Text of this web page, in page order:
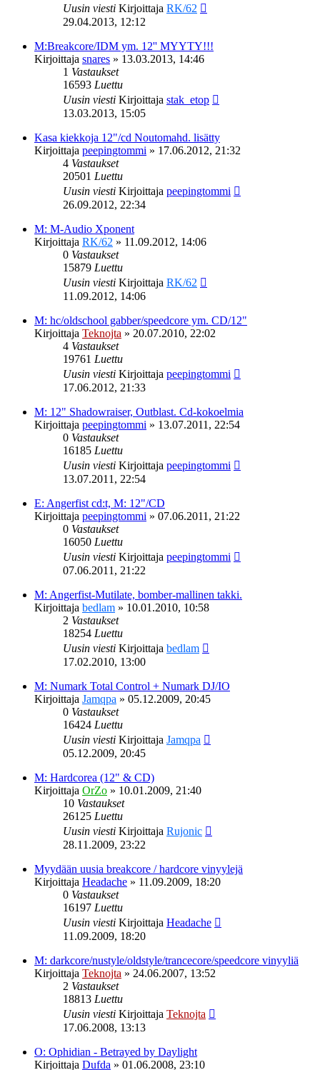
Uusin viesti Kirjoittaja RK/62
29.04.2013, 12:12
M:Breakcore/IDM ym. 12'' MYYTY!!!
Kirjoittaja snares » 13.03.2013, 14:46
1 Vastaukset
16593 Luettu
Uusin viesti Kirjoittaja stak_etop
13.03.2013, 15:05
Kasa kiekkoja 12"/cd Noutomahd. lisätty
Kirjoittaja peepingtommi » 17.06.2012, 21:32
4 Vastaukset
20501 Luettu
Uusin viesti Kirjoittaja peepingtommi
26.09.2012, 22:34
M: M-Audio Xponent
Kirjoittaja RK/62 » 11.09.2012, 14:06
0 Vastaukset
15879 Luettu
Uusin viesti Kirjoittaja RK/62
11.09.2012, 14:06
M: hc/oldschool gabber/speedcore ym. CD/12"
Kirjoittaja Teknojta » 20.07.2010, 22:02
4 Vastaukset
19761 Luettu
Uusin viesti Kirjoittaja peepingtommi
17.06.2012, 21:33
M: 12" Shadowraiser, Outblast. Cd-kokoelmia
Kirjoittaja peepingtommi » 13.07.2011, 22:54
0 Vastaukset
16185 Luettu
Uusin viesti Kirjoittaja peepingtommi
13.07.2011, 22:54
E: Angerfist cd:t, M: 12"/CD
Kirjoittaja peepingtommi » 07.06.2011, 21:22
0 Vastaukset
16050 Luettu
Uusin viesti Kirjoittaja peepingtommi
07.06.2011, 21:22
M: Angerfist-Mutilate, bomber-mallinen takki.
Kirjoittaja bedlam » 10.01.2010, 10:58
2 Vastaukset
18254 Luettu
Uusin viesti Kirjoittaja bedlam
17.02.2010, 13:00
M: Numark Total Control + Numark DJ/IO
Kirjoittaja Jamqpa » 05.12.2009, 20:45
0 Vastaukset
16424 Luettu
Uusin viesti Kirjoittaja Jamqpa
05.12.2009, 20:45
M: Hardcorea (12" & CD)
Kirjoittaja OrZo » 10.01.2009, 21:40
10 Vastaukset
26125 Luettu
Uusin viesti Kirjoittaja Rujonic
28.11.2009, 23:22
Myydään uusia breakcore / hardcore vinyylejä
Kirjoittaja Headache » 11.09.2009, 18:20
0 Vastaukset
16197 Luettu
Uusin viesti Kirjoittaja Headache
11.09.2009, 18:20
M: darkcore/nustyle/oldstyle/trancecore/speedcore vinyyliä
Kirjoittaja Teknojta » 24.06.2007, 13:52
2 Vastaukset
18813 Luettu
Uusin viesti Kirjoittaja Teknojta
17.06.2008, 13:13
O: Ophidian - Betrayed by Daylight
Kirjoittaja Dufda » 01.06.2008, 23:10